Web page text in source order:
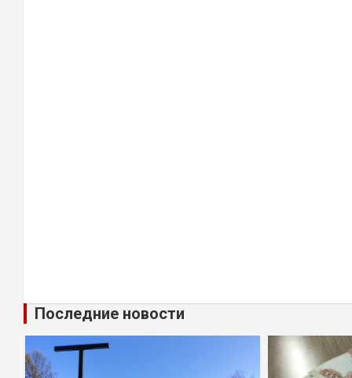
Последние новости